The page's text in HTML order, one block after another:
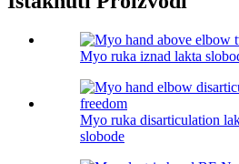
Myo ruka iznad lakta
Myo ruka disarticulation
slobode